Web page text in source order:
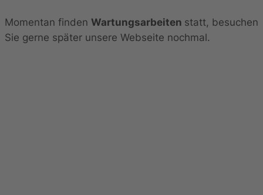
Momentan finden Wartungsarbeiten statt, besuchen
Sie gerne später unsere Webseite nochmal.